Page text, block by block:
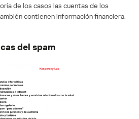
de los casos las cuentas de los
contienen información financiera.
del spam